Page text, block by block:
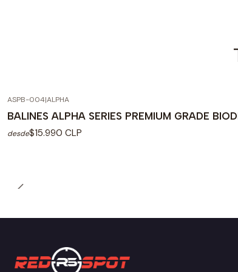
ASPB-004|ALPHA
BALINES ALPHA SERIES PREMIUM GRADE
desde$15.990 CLP